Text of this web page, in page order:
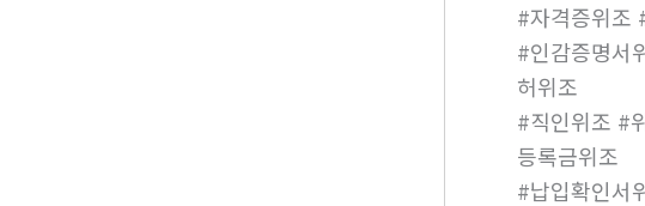
#자격증위조
#인감증명서
허위조
#직인위조 #
등록금위조
#납입확인서